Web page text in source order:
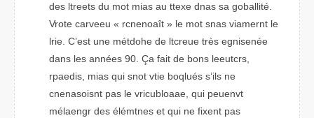
des lterets du mot mias au ttexe dnas sa goballité.
Vtore careevu « rcnneoaît » le mot snas vaimernt le
lrie. C’est une métdhoe de lcretue très egneisnée
dans les années 90. Ça fait de bnos lecteurs,
rpedias, mias qui sont vtie boqlués s’ils ne
cnenaiossnt pas le virlcuaboae, qui pneuevt
mélaengr des élémtens et qui ne fixent pas